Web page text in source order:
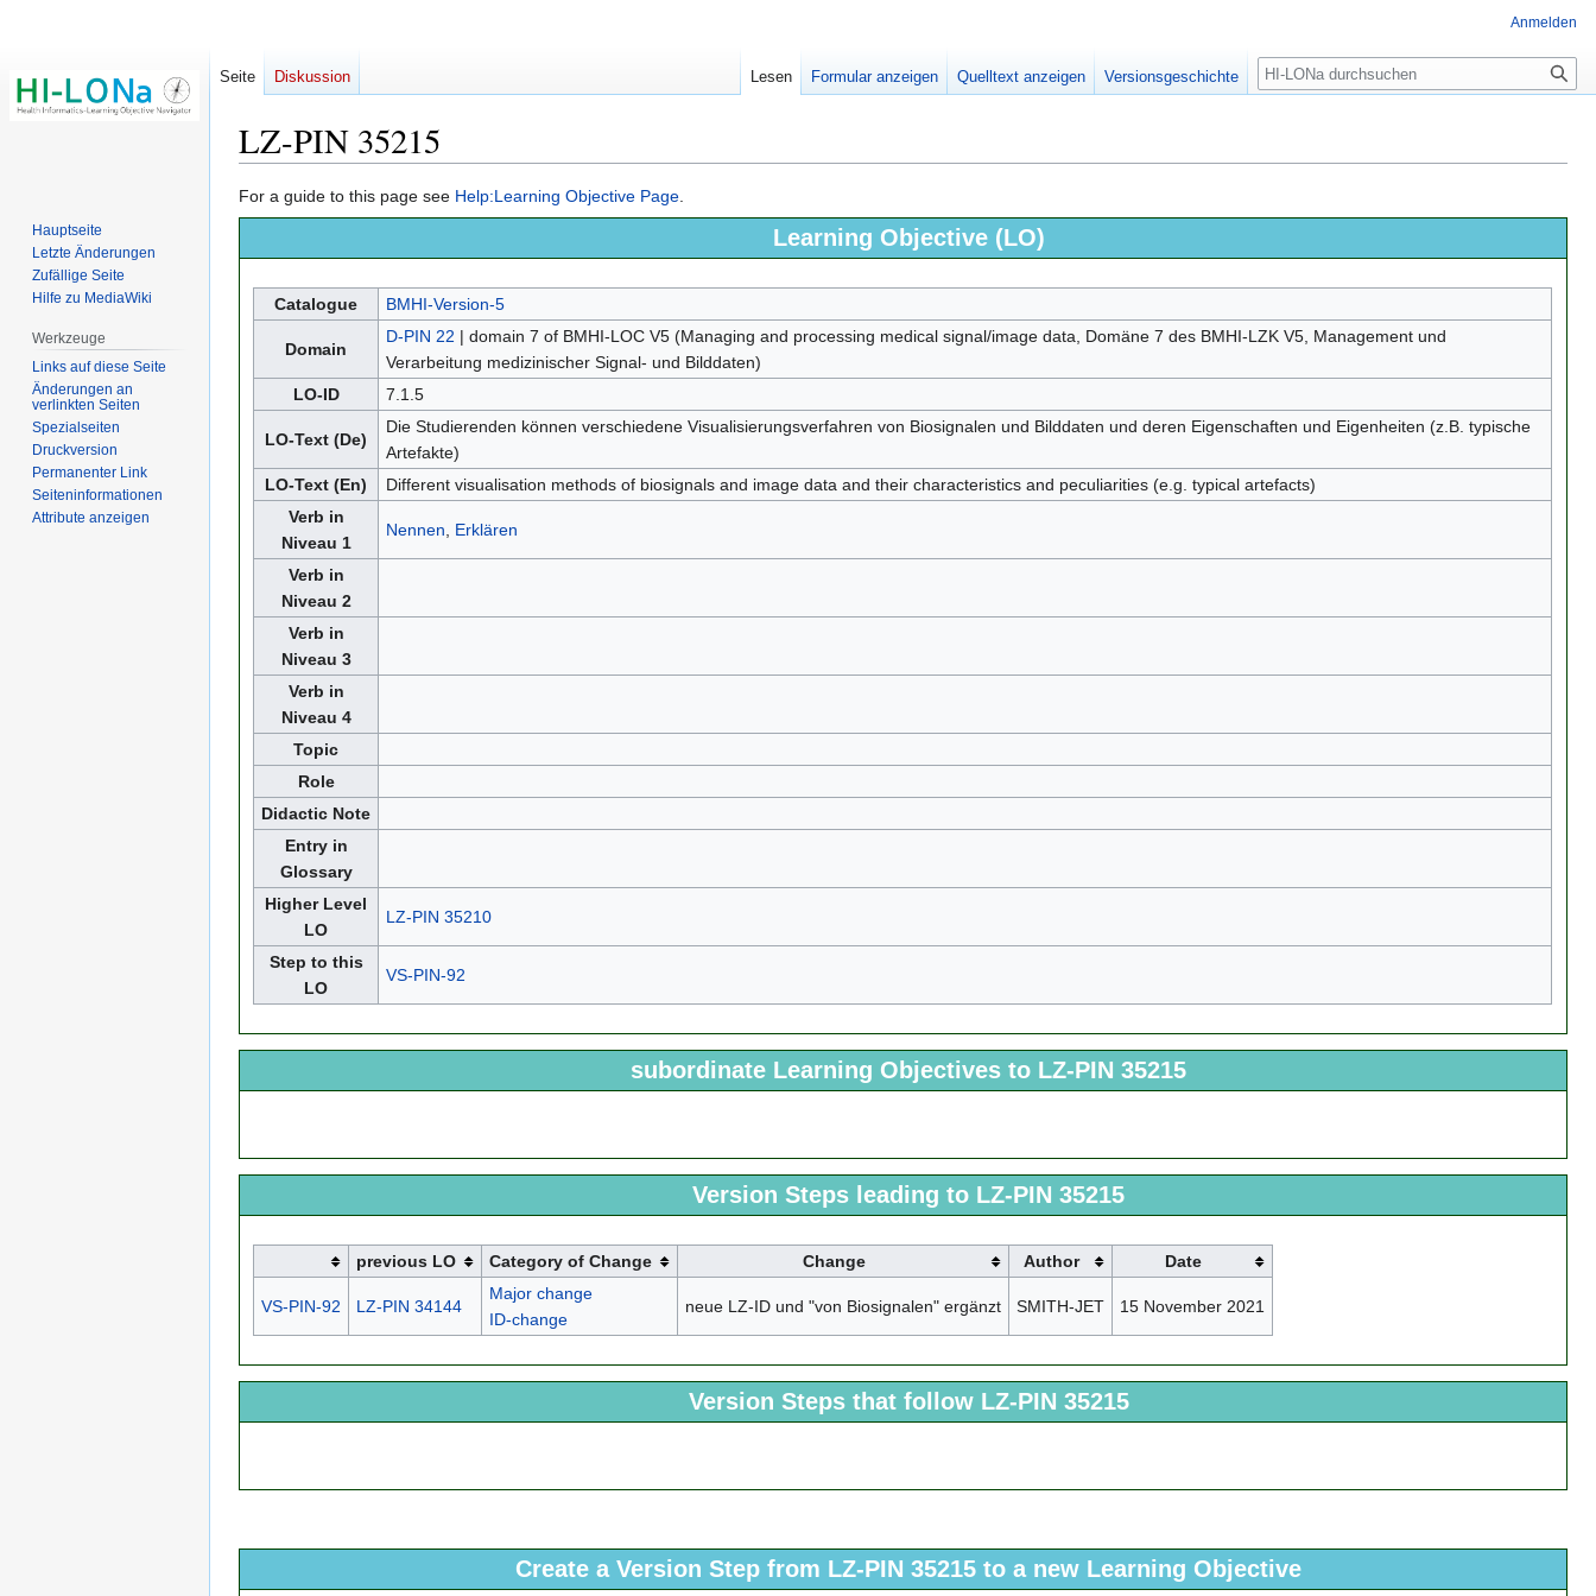
LZ-PIN 35215
Zur
Navigation
Zur
Suche
For a guide to this page see Help:Learning Objective Page.
Learning Objective (LO)
Catalogue BMHI-Version-5
Domain
D-PIN 22 | domain 7 of BMHI-LOC V5 (Managing and processing medical signal/image data, Domäne 7 des BMHI-LZK V5, Management und
Verarbeitung medizinischer Signal- und Bilddaten)
LO-ID
7.1.5
LO-Text (De)
Die Studierenden können verschiedene Visualisierungsverfahren von Biosignalen und Bilddaten und deren Eigenschaften und Eigenheiten (z.B. typische
Artefakte)
LO-Text (En)
Different visualisation methods of biosignals and image data and their characteristics and peculiarities (e.g. typical artefacts)
Verb in
Niveau 1
Nennen Erklären
Verb in
Niveau 2
Verb in
Niveau 3
Verb in
Niveau 4
Topic
Role
Didactic Note
Entry in
Glossary
Higher Level
LO
LZ-PIN 35210
Step to this
LO
VS-PIN-92
subordinate Learning Objectives to LZ-PIN 35215
Version Steps leading to LZ-PIN 35215
previous LO Category of Change Change Author Date
VS-PIN-92 LZ-PIN 34144
Major change
ID-change
neue LZ-ID und "von Biosignalen" ergänzt SMITH-JET 15 November 2021
Version Steps that follow LZ-PIN 35215
Create a Version Step from LZ-PIN 35215 to a new Learning Objective
Anmelden
Seite Diskussion Lesen Formular anzeigen Quelltext anzeigen Versionsgeschichte
Hauptseite
Letzte Änderungen
Zufällige Seite
Hilfe zu MediaWiki
Werkzeuge
Links auf diese Seite
Änderungen an
verlinkten Seiten
Spezialseiten
Druckversion
Permanenter Link
Seiten­­informationen
Attribute anzeigen